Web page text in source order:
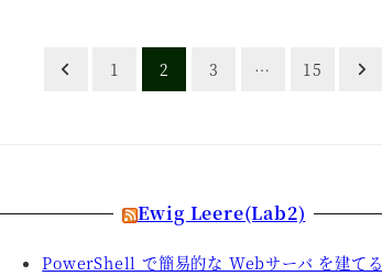
1 2 3 … 15
Ewig Leere(Lab2)
PowerShell で簡易的な Webサーバ を建てる